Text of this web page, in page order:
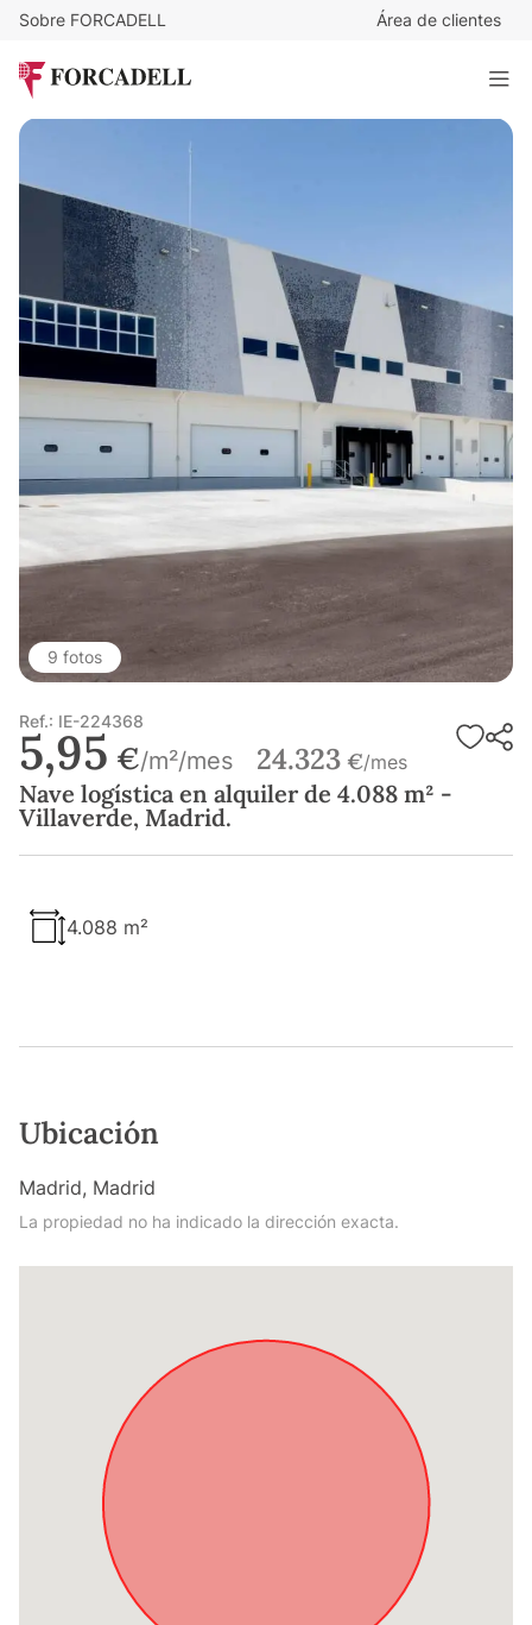
Sobre FORCADELL Área de clientes
Nave logística en alquiler de 4.088 m² - Villaverde, Madrid.
4.088 m²
9 fotos
Ref.: IE-224368
5,95 €/m²/mes 24.323 €/mes
Nave logística en alquiler de 4.088 m² -
Villaverde, Madrid.
4.088 m²
Ubicación
Madrid, Madrid
La propiedad no ha indicado la dirección exacta.